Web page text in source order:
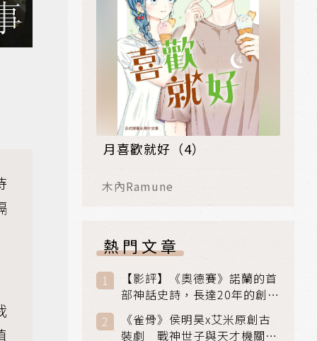
月喜歡就好（4）
木內Ramune
熱門文章
【影評】《奧德賽》諾蘭的首
部神話史詩，長達20年的創傷
與贖罪之旅
《雀骨》侯明昊x艾米原創古
裝劇 戰神世子與天才機關師